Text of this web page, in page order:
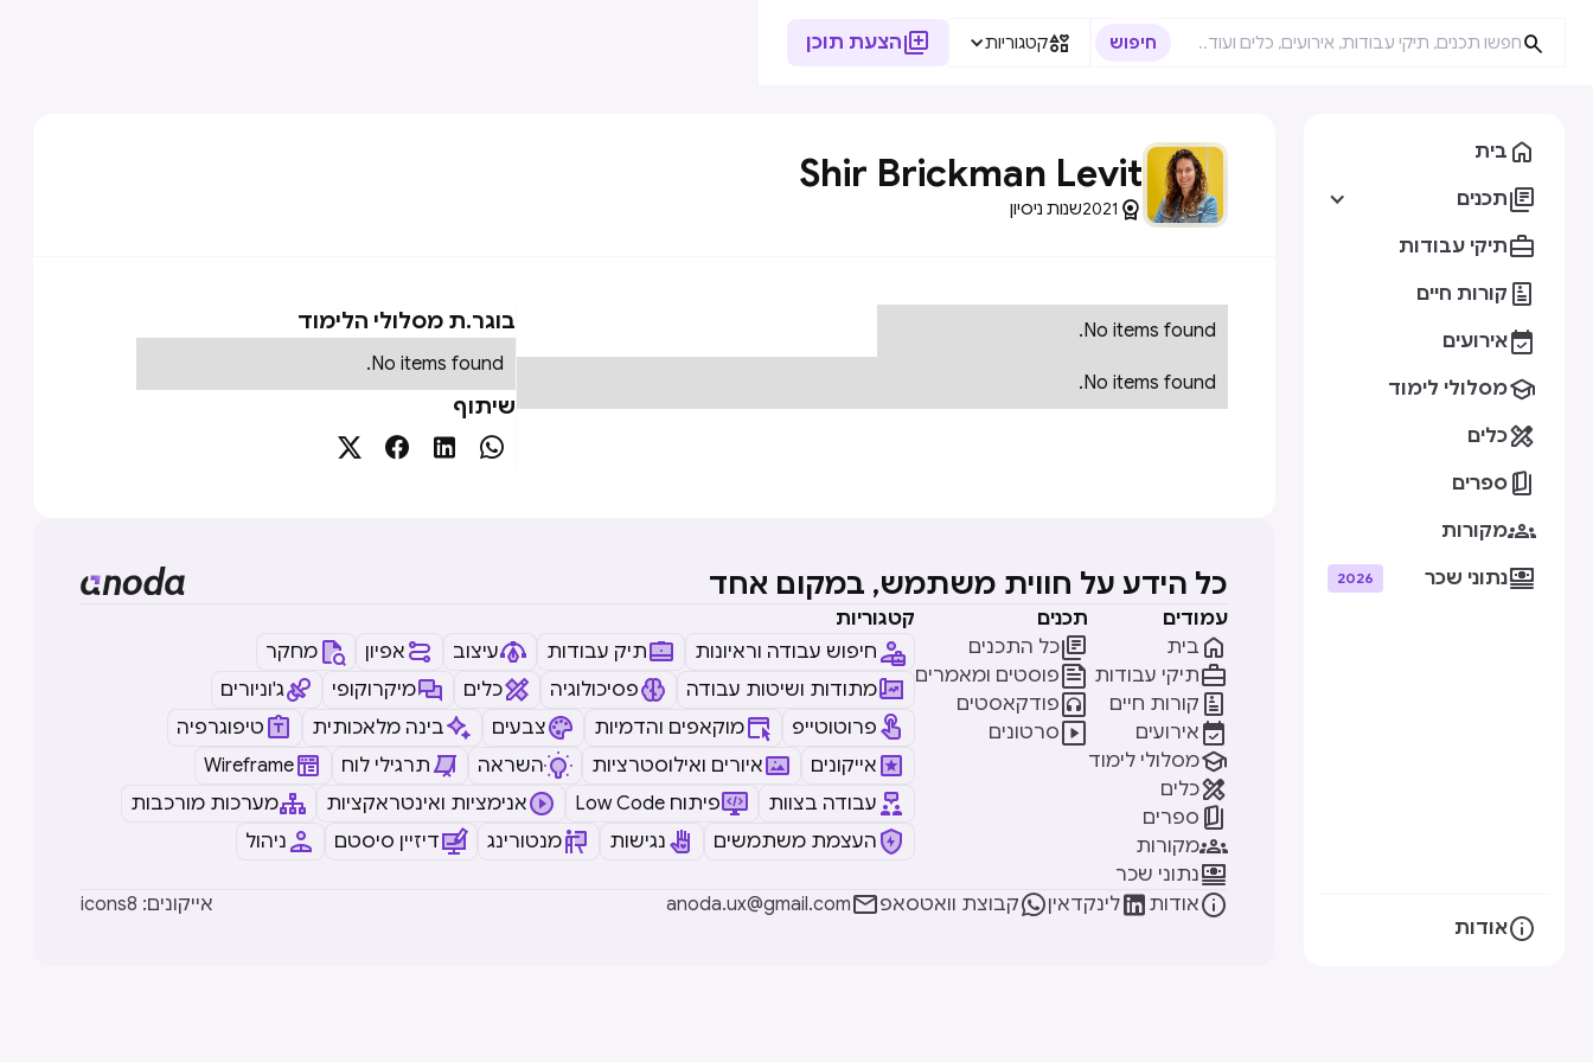

קטגוריות הצעת תוכן
 בית
תכנים
תיקי עבודות
 קורות חיים
אירועים
מסלולי לימוד
כלים
 ספרים
מקורות
נתוני שכר 2026
אודות
Shir Brickman Levit

2021שנות ניסיון
No items found.
No items found.
בוגר.ת מסלולי הלימוד
No items found.
שיתוף




כל הידע על חווית משתמש, במקום אחד
עמודים
בית 
תיקי עבודות
קורות חיים 
אירועים 
מסלולי לימוד
כלים
ספרים 
מקורות
נתוני שכר
תכנים
כל התכנים
פוסטים ומאמרים
פודקאסטים
סרטונים
קטגוריות
חיפוש עבודה וראיונות
תיק עבודות עיצוב אפיון
מחקר
מתודות ושיטות עבודה
פסיכולוגיה כלים מיקרוקופי
ג'וניורים
פרוטוטייפ
מוקאפים והדמיות צבעים בינה מלאכותית
טיפוגרפיה
אייקונים
איורים ואילוסטרציות השראה תרגילי לוח
Wireframe
עבודה בצוות
Low Code פיתוח אנימציות ואינטראקציות
מערכות מורכבות
העצמת משתמשים
נגישות מנטורינג דיזיין סיסטם ניהול
אודות לינקדאין קבוצת וואטסאפ
anoda.ux@gmail.com icons8 :אייקונים